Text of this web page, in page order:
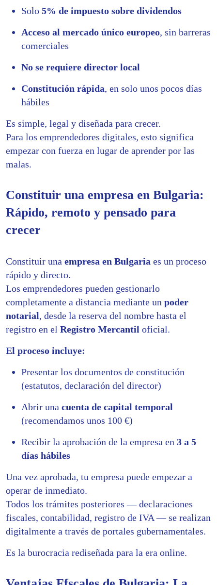
Solo 5% de impuesto sobre dividendos
Acceso al mercado único europeo, sin barreras
comerciales
No se requiere director local
Constitución rápida, en solo unos pocos días
hábiles
Es simple, legal y diseñada para crecer.
Para los emprendedores digitales, esto significa
empezar con fuerza en lugar de aprender por las
malas.
Constituir una empresa en Bulgaria:
Rápido, remoto y pensado para
crecer
Constituir una empresa en Bulgaria es un proceso
rápido y directo.
Los emprendedores pueden gestionarlo
completamente a distancia mediante un poder
notarial, desde la reserva del nombre hasta el
registro en el Registro Mercantil oficial.
El proceso incluye:
Presentar los documentos de constitución
(estatutos, declaración del director)
Abrir una cuenta de capital temporal
(recomendamos unos 100 €)
Recibir la aprobación de la empresa en 3 a 5
días hábiles
Una vez aprobada, tu empresa puede empezar a
operar de inmediato.
Todos los trámites posteriores — declaraciones
fiscales, contabilidad, registro de IVA — se realizan
digitalmente a través de portales gubernamentales.
Es la burocracia rediseñada para la era online.